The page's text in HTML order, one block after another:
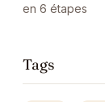
en 6 étapes
Tags